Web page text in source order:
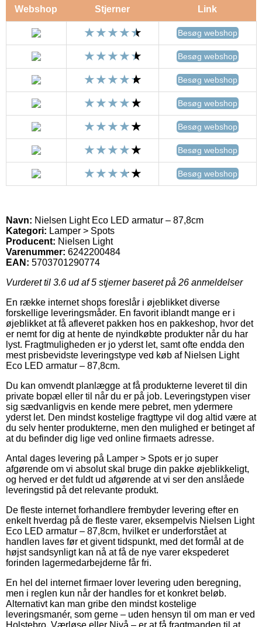
Webshop Stjerner Link
Besøg webshop
Besøg webshop
Besøg webshop
Besøg webshop
Besøg webshop
Besøg webshop
Besøg webshop
Navn: Nielsen Light Eco LED armatur – 87,8cm
Kategori: Lamper > Spots
Producent: Nielsen Light
Varenummer: 6242200484
EAN: 5703701290774
Vurderet til 3.6 ud af 5 stjerner baseret på 26 anmeldelser
En række internet shops foreslår i øjeblikket diverse
forskellige leveringsmåder. En favorit iblandt mange er i
øjeblikket at få afleveret pakken hos en pakkeshop, hvor det
er nemt for dig at hente de nyindkøbte produkter når du har
lyst. Fragtmuligheden er jo yderst let, samt ofte endda den
mest prisbevidste leveringstype ved køb af Nielsen Light
Eco LED armatur – 87,8cm.
Du kan omvendt planlægge at få produkterne leveret til din
private bopæl eller til når du er på job. Leveringstypen viser
sig sædvanligvis en kende mere pebret, men ydermere
yderst let. Den mindst kostelige fragttype vil dog altid være at
du selv henter produkterne, men den mulighed er betinget af
at du befinder dig lige ved online firmaets adresse.
Antal dages levering på Lamper > Spots er jo super
afgørende om vi absolut skal bruge din pakke øjeblikkeligt,
og herved er det fuldt ud afgørende at vi ser den anslåede
leveringstid på det relevante produkt.
De fleste internet forhandlere frembyder levering efter en
enkelt hverdag på de fleste varer, eksempelvis Nielsen Light
Eco LED armatur – 87,8cm, hvilket er underforstået at
handlen laves før et givent tidspunkt, med det formål at de
højst sandsynligt kan nå at få de nye varer ekspederet
forinden lagermedarbejderne får fri.
En hel del internet firmaer lover levering uden beregning,
men i reglen kun når der handles for et konkret beløb.
Alternativt kan man gribe den mindst kostelige
leveringsmanér, som gerne – uden hensyn til om man er ved
Holstebro, Værløse eller Nivå – er at få fragtmanden til at